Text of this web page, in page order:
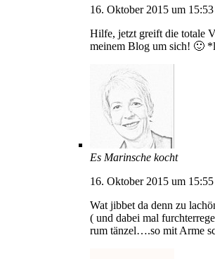
16. Oktober 2015 um
Hilfe, jetzt greift die totale
meinem Blog um sich! 🙂
Es Marinsche kocht
16. Oktober 2015 um
Wat jibbet da denn zu
( und dabei mal
rum tänzel….so mit Arme